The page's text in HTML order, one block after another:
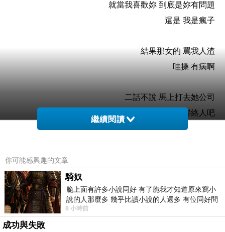
就當我喜歡妳 到底是妳有問題
還是 我是瘋子
結果那女的 罵我人渣
哇操 有病啊
二話不說 馬上打去她公司
換個聯絡人吧
雖然對方老闆道歉
這樣亂丟的嗎
我同事 都笑死了
繼續閱讀
你可能感興趣的文章
騎奴
脆上面有許多小說同好 有了脆我才知道原來寫小
說的人那麼多 幾乎比讀小說的人還多 有位同好問
了一個問題 她說為什麼高中文學獎的
8 小時前
成功與失敗